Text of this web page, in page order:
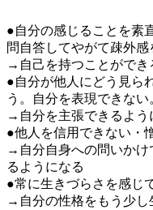
●自分の感じることを素
問自答してやがて疎外感
→自己を持つことができ
●自分が他人にどう見ら
う。自分を表現できない
→自分を主張できるよう
●他人を信用できない・
→自分自身への問いかけ
るようになる
●常に生きづらさを感じ
→自分の性格をもう少し